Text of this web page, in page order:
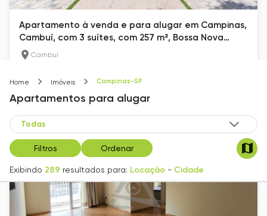
Home Imóveis Campinas-SP
Apartamentos para alugar
Filtros Ordenar
Exibindo 289 resultados para: Locação - Cidade
Apartamento à venda e para alugar em Campinas,
Cambuí, com 3 suítes, com 257 m², Bossa Nova
Cambuí
Cambuí
R$ 35.000